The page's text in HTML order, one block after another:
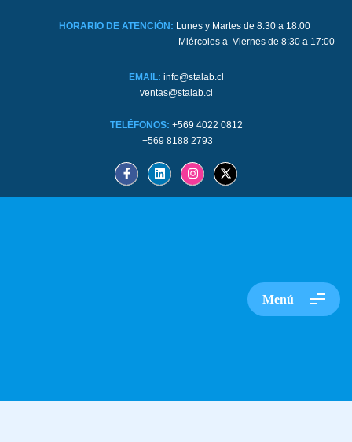
HORARIO DE ATENCIÓN: Lunes y Martes de 8:30 a 18:00
Miércoles a Viernes de 8:30 a 17:00
EMAIL: info@stalab.cl
ventas@stalab.cl
TELÉFONOS:+569 4022 0812
+569 8188 2793
Menú